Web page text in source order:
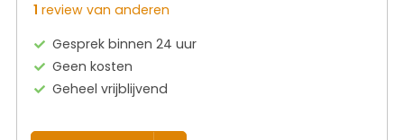
1 review van anderen
Gesprek binnen 24 uur
Geen kosten
Geheel vrijblijvend